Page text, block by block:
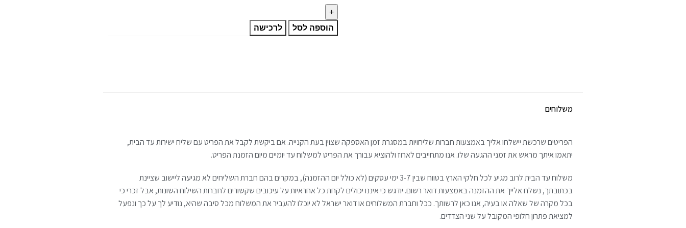
הוספה לסל לרכישה
משלוחים
הפריטים שרכשת יישלחו אליך באמצעות חברות שליחויות במסגרת זמן האספקה שצוין בעת הקנייה. אם ביקשת לקבל את הפריט עם שליח ישירות עד הבית,
יתאמו איתך מראש את זמני ההגעה שלו. אנו מתחייבים לארוז ולהוציא עבורך את הפריט למשלוח עד יומיים מיום הזמנת הפריט.
משלוח עד הבית לרוב מגיע לכל חלקי הארץ בטווח שבין 3-7 ימי עסקים (לא כולל יום ההזמנה), במקרים בהם חברת השליחים לא מגיעה ליישוב שציינת
בכתובתך, נשלח אלייך את ההזמנה באמצעות דואר רשום. יודגש כי איננו יכולים לקחת כל אחראיות על עיכובים שקשורים לחברות השילוח השונות, אבל זכרי כי
בכל מקרה של שאלה או בעיה, אנו כאן לרשותך. ככל וחברת המשלוחים או דואר ישראל לא יוכלו להעביר את המשלוח מכל סיבה שהיא, נודיע לך על כך ונפעל
למציאת פתרון חלופי המקובל על שני הצדדים.